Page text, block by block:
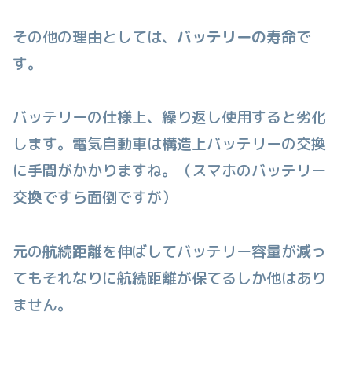
その他の理由としては、 バッテリーの寿命で
す。
バッテリーの仕様上、繰り返し使用すると劣化
します。電気自動車は構造上バッテリーの交換
に手間がかかりますね。（スマホのバッテリー
交換ですら面倒ですが）
元の航続距離を伸ばしてバッテリー容量が減っ
てもそれなりに航続距離が保てるしか他はあり
ません。